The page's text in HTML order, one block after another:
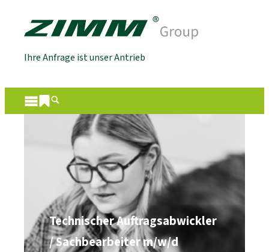
Ihre Anfrage ist unser Antrieb
Technischer Auftragsabwickler
/ Sachbearbeiter m/w/d